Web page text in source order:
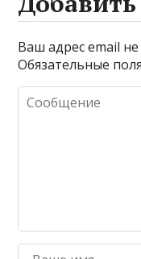
Ваш адрес email
Обязательные